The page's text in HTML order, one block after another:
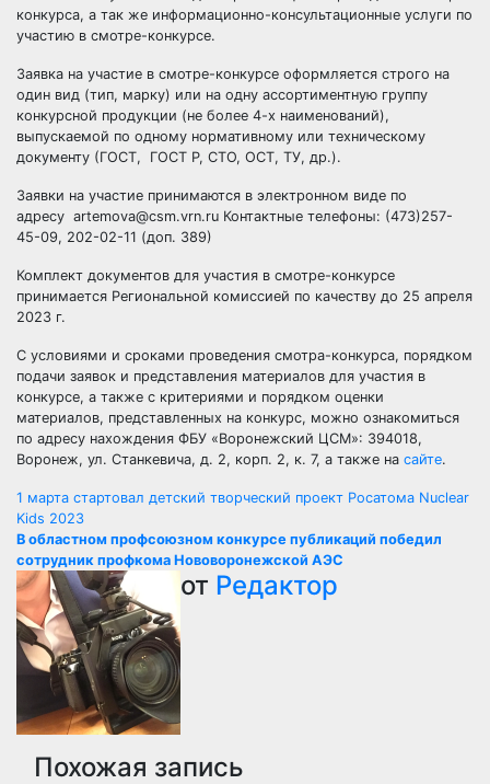
конкурса, а так же информационно-консультационные услуги по
участию в смотре-конкурсе.
Заявка на участие в смотре-конкурсе оформляется строго на
один вид (тип, марку) или на одну ассортиментную группу
конкурсной продукции (не более 4-х наименований),
выпускаемой по одному нормативному или техническому
документу (ГОСТ, ГОСТ Р, СТО, ОСТ, ТУ, др.).
Заявки на участие принимаются в электронном виде по
адресу artemova@csm.vrn.ru Контактные телефоны: (473)257-
45-09, 202-02-11 (доп. 389)
Комплект документов для участия в смотре-конкурсе
принимается Региональной комиссией по качеству до 25 апреля
2023 г.
С условиями и сроками проведения смотра-конкурса, порядком
подачи заявок и представления материалов для участия в
конкурсе, а также с критериями и порядком оценки
материалов, представленных на конкурс, можно ознакомиться
по адресу нахождения ФБУ «Воронежский ЦСМ»: 394018,
Воронеж, ул. Станкевича, д. 2, корп. 2, к. 7, а также на сайте.
Навигация
по
записям
1 марта стартовал детский творческий проект Росатома Nuclear
Kids 2023
В областном профсоюзном конкурсе публикаций победил
сотрудник профкома Нововоронежской АЭС
от Редактор
Похожая запись